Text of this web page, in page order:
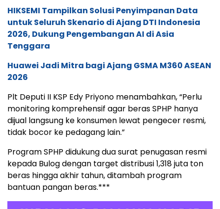
HIKSEMI Tampilkan Solusi Penyimpanan Data
untuk Seluruh Skenario di Ajang DTI Indonesia
2026, Dukung Pengembangan AI di Asia
Tenggara
Huawei Jadi Mitra bagi Ajang GSMA M360 ASEAN
2026
Plt Deputi II KSP Edy Priyono menambahkan, “Perlu
monitoring komprehensif agar beras SPHP hanya
dijual langsung ke konsumen lewat pengecer resmi,
tidak bocor ke pedagang lain.”
Program SPHP didukung dua surat penugasan resmi
kepada Bulog dengan target distribusi 1,318 juta ton
beras hingga akhir tahun, ditambah program
bantuan pangan beras.***